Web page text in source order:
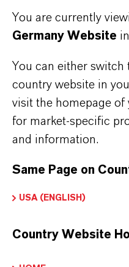
DARUM
wir weit mehr als nur
stehen für
partnerschaftliches
unseres Handelns
Kunden. Unsere
maßgeschneiderten
finden Sie gleich elf
ist.
You are currently
Germany Website in
You can either switch
country website in
visit the homepage
for market-specific
and information.
Same Page on
USA (ENGLISH)
Country Website